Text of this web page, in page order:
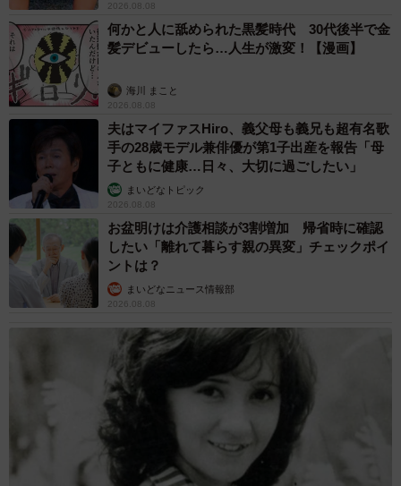
2026.08.08
何かと人に舐められた黒髪時代 30代後半で金
髪デビューしたら…人生が激変！【漫画】
海川 まこと
2026.08.08
夫はマイファスHiro、義父母も義兄も超有名歌
手の28歳モデル兼俳優が第1子出産を報告「母
子ともに健康…日々、大切に過ごしたい」
まいどなトピック
2026.08.08
お盆明けは介護相談が3割増加 帰省時に確認
したい「離れて暮らす親の異変」チェックポイ
ントは？
まいどなニュース情報部
2026.08.08